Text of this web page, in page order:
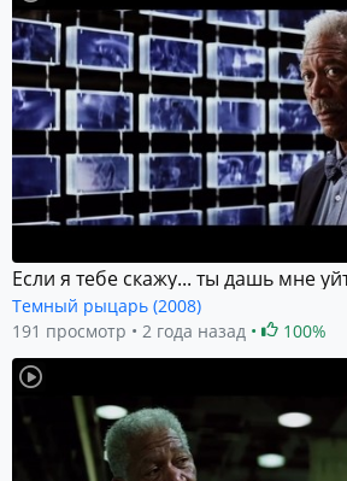
Если я тебе скажу... ты дашь мне
Темный рыцарь (2008)
191 просмотр
2 года назад 100%